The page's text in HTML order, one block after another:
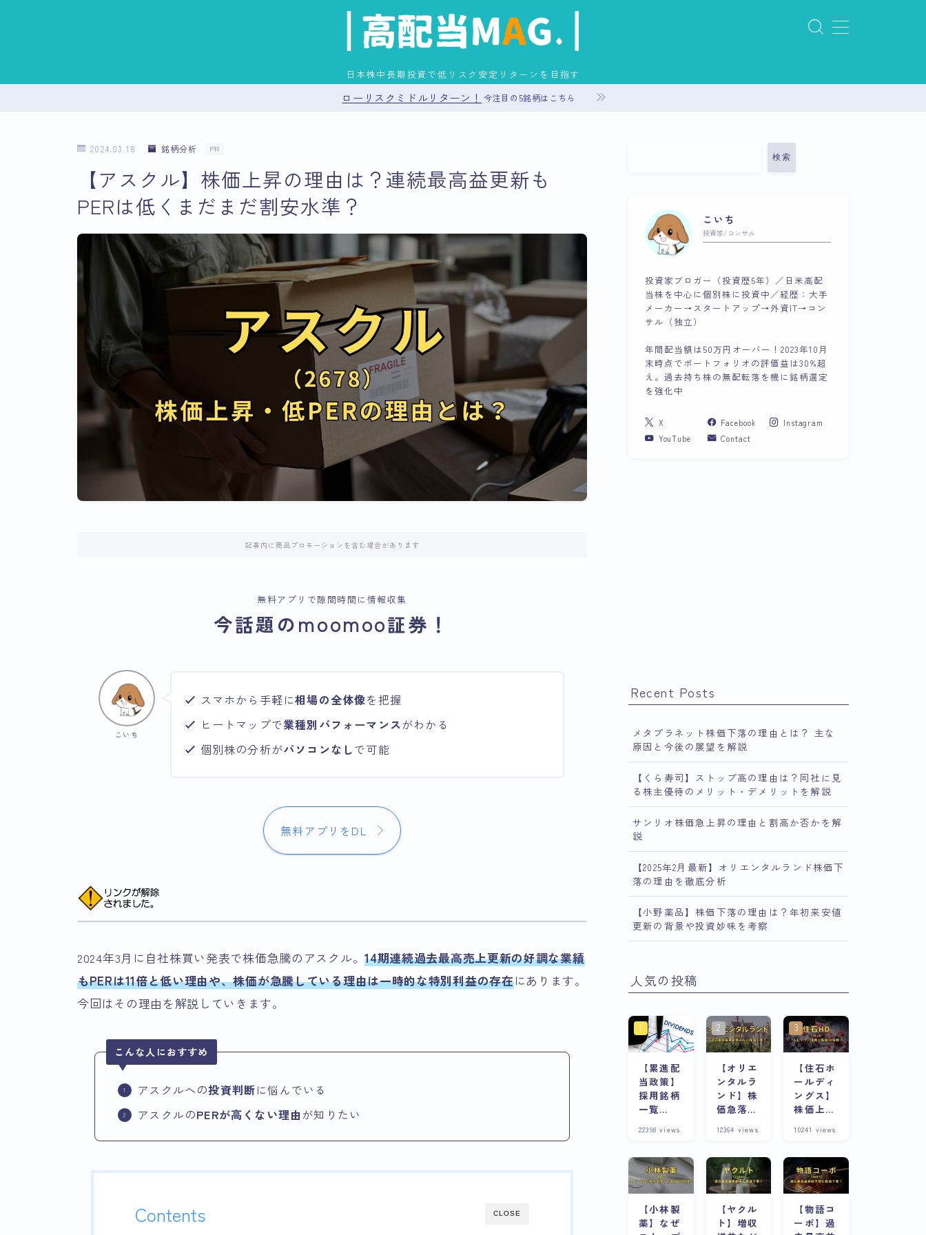
日本株中長期投資で低リスク安定リターンを目指す
プライバシーポリシー
サイトマップ
ローリスクミドルリターン！ 今注目の5銘柄はこちら
2024.03.18 銘柄分析 PR
【アスクル】株価上昇の理由は？連続最高益更新も
PERは低くまだまだ割安水準？
記事内に商品プロモーションを含む場合があります
無料アプリで隙間時間に情報収集
今話題のmoomoo証券！
こいち
スマホから手軽に相場の全体像を把握
ヒートマップで業種別パフォーマンスがわかる
個別株の分析がパソコンなしで可能
無料アプリをDL
2024年3月に自社株買い発表で株価急騰のアスクル。14期連続過去最高売上更新の好調な業績
もPERは11倍と低い理由や、株価が急騰している理由は一時的な特別利益の存在にあります。
今回はその理由を解説していきます。
こんな人におすすめ
アスクルへの投資判断に悩んでいる
アスクルのPERが高くない理由 が知りたい
CLOSE
Contents
検索
こいち
投資家/コンサル
投資家ブロガー（投資歴5年）／日米高配
当株を中心に個別株に投資中／経歴：大手
メーカー→スタートアップ→外資IT→コン
サル（独立）
年間配当額は50万円オーバー！2023年10月
末時点でポートフォリオの評価益は30%超
え。過去持ち株の無配転落を機に銘柄選定
を強化中
X Facebook
Instagram
YouTube
Contact
Recent Posts
メタプラネット株価下落の理由とは？ 主な
原因と今後の展望を解説
【くら寿司】ストップ高の理由は？同社に見
る株主優待のメリット・デメリットを解説
サンリオ株価急上昇の理由と割高か否かを解
説
【2025年2月最新】オリエンタルランド株価下
落の理由を徹底分析
【小野薬品】株価下落の理由は？年初来安値
更新の背景や投資妙味を考察
人気の投稿
【累進配
当政策】
採用銘柄
一覧
新
22398 views
【オリエ
ンタルラ
ンド】株
価急落の
株主優待
銘柄は今
が割安？
12364 views
【住石ホ
ールディ
ングス】
株価上昇
は？スト
発急騰株
の将来性
と合わせ
て考察
10241 views
【小林製
薬】なぜ
【ヤクル
ト】増収
【物語コ
ーポ】過